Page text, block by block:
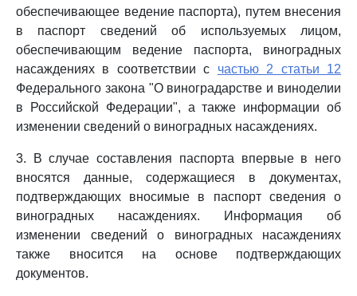
обеспечивающее ведение паспорта), путем внесения
в паспорт сведений об используемых лицом,
обеспечивающим ведение паспорта, виноградных
насаждениях в соответствии с частью 2 статьи 12
Федерального закона "О виноградарстве и виноделии
в Российской Федерации", а также информации об
изменении сведений о виноградных насаждениях.
3. В случае составления паспорта впервые в него
вносятся данные, содержащиеся в документах,
подтверждающих вносимые в паспорт сведения о
виноградных насаждениях. Информация об
изменении сведений о виноградных насаждениях
также вносится на основе подтверждающих
документов.